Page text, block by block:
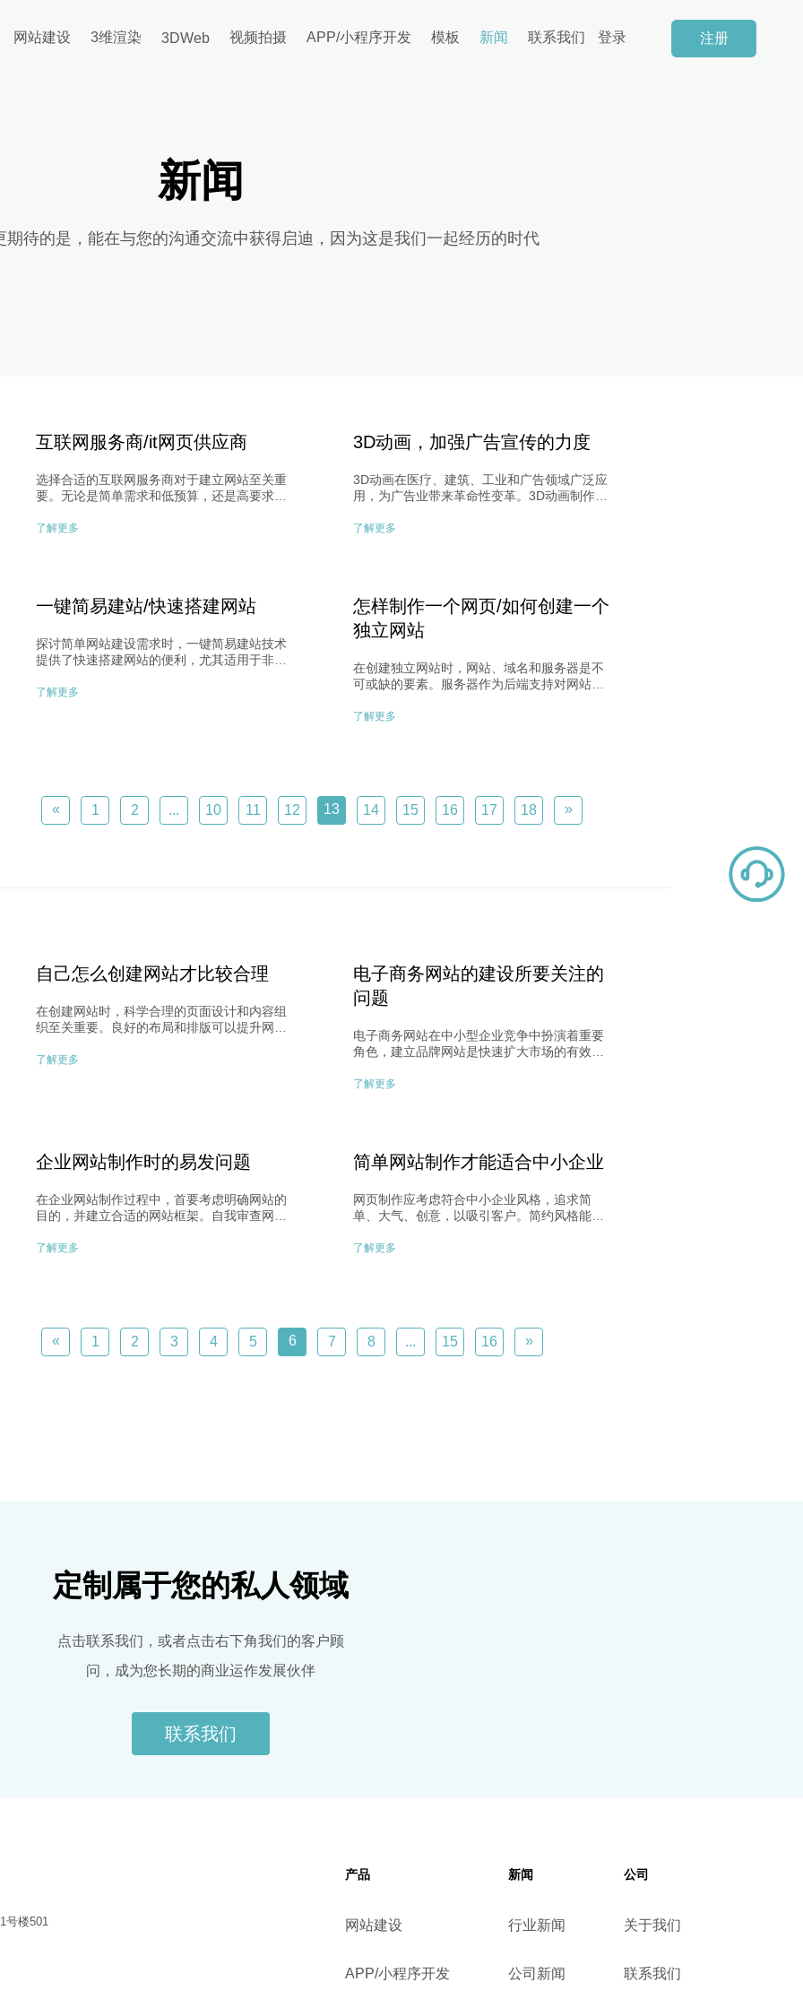
网站建设 3维渲染 3DWeb 视频拍摄 APP/小程序开发 模板 新闻 联系我们 登录 注册
新闻
期待的是，能在与您的沟通交流中获得启迪，因为这是我们一起经历的时代
互联网服务商/it网页供应商
选择合适的互联网服务商对于建立网站至关重
要。无论是简单需求和低预算，还是高要求和
和定制建站的区别，根据自身需求做出选择。
了解更多
3D动画，加强广告宣传的力度
3D动画在医疗、建筑、工业和广告领域广泛应
用，为广告业带来革命性变革。3D动画制作呈
体验，赋予广告更多创新性和趣味性。通过真
了解更多
一键简易建站/快速搭建网站
探讨简单网站建设需求时，一键简易建站技术
提供了快速搭建网站的便利，尤其适用于非编
搭建。然而，对于复杂需求或功能扩展性高的
了解更多
怎样制作一个网页/如何创建一个
独立网站
在创建独立网站时，网站、域名和服务器是不
可或缺的要素。服务器作为后端支持对网站性
键，需了解需求、价格和服务内容，确保避免
了解更多
« 1 2 ... 10 11 12 13 14 15 16 17 18 »
自己怎么创建网站才比较合理
在创建网站时，科学合理的页面设计和内容组
织至关重要。良好的布局和排版可以提升网页
计划、网站速度和用户体验是成功网站建设的
了解更多
电子商务网站的建设所要关注的
问题
电子商务网站在中小型企业竞争中扮演着重要
角色，建立品牌网站是快速扩大市场的有效途
策略一致性、网站安全性、客户问题解答、路
用。​
了解更多
企业网站制作时的易发问题
在企业网站制作过程中，首要考虑明确网站的
目的，并建立合适的网站框架。自我审查网站
意内页的 PageRank 值。调整前后台构建，确
使搜索引擎更好地理解网站内容。​
了解更多
简单网站制作才能适合中小企业
网页制作应考虑符合中小企业风格，追求简
单、大气、创意，以吸引客户。简约风格能展
起来更整洁，降低流失率。设计栏目页时要清
了解更多
« 1 2 3 4 5 6 7 8 ... 15 16 »
定制属于您的私人领域
点击联系我们，或者点击右下角我们的客户顾
问，成为您长期的商业运作发展伙伴
联系我们
号楼501
产品
网站建设
APP/小程序开发
新闻
行业新闻
公司新闻
公司
关于我们
联系我们